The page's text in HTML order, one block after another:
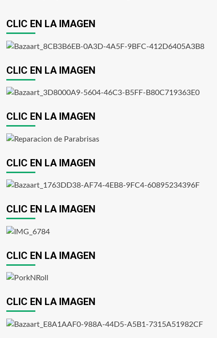
CLIC EN LA IMAGEN
CLIC EN LA IMAGEN
CLIC EN LA IMAGEN
CLIC EN LA IMAGEN
CLIC EN LA IMAGEN
CLIC EN LA IMAGEN
CLIC EN LA IMAGEN